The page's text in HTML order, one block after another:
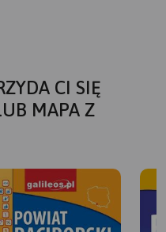
CI SIĘ
MAPA Z